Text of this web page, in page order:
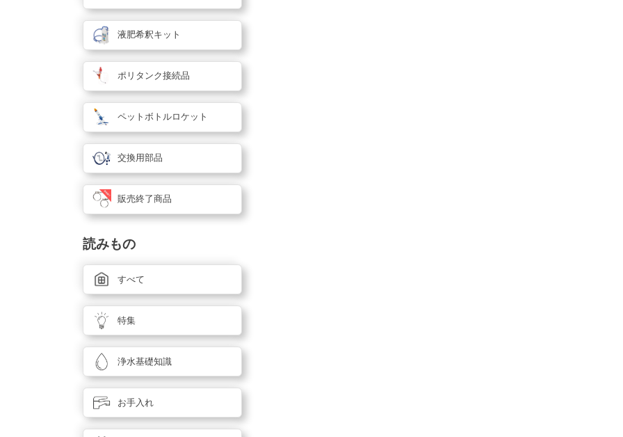
液肥希釈キット
ポリタンク接続品
ペットボトルロケット
交換用部品
販売終了商品
読みもの
すべて
特集
浄水基礎知識
お手入れ